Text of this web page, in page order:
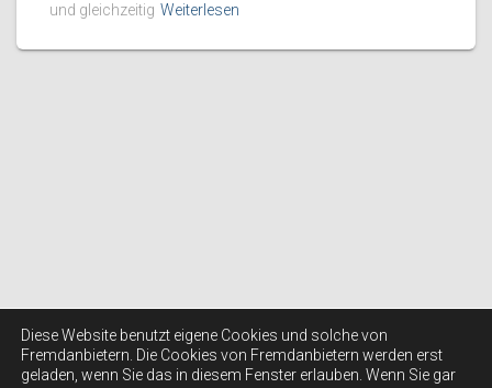
und gleichzeitig Weiterlesen
Diese Website benutzt eigene Cookies und solche von
Fremdanbietern. Die Cookies von Fremdanbietern werden erst
geladen, wenn Sie das in diesem Fenster erlauben. Wenn Sie gar